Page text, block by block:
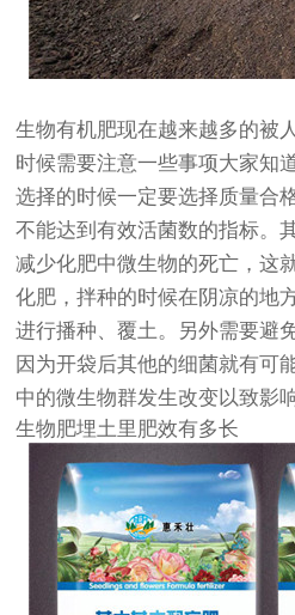
生物有机肥现在越来越多的被
时候需要注意一些事项大家知
选择的时候一定要选择质量合
不能达到有效活菌数的指标。
减少化肥中微生物的死亡，这
化肥，拌种的时候在阴凉的地
进行播种、覆土。另外需要避
因为开袋后其他的细菌就有可
中的微生物群发生改变以致影
生物肥埋土里肥效有多长